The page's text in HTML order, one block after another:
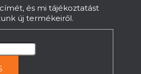
és mi tájékoztatást
új termékeiről.